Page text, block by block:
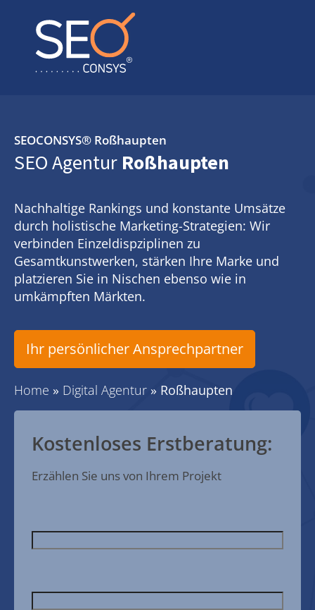
SEOCONSYS® Roßhaupten
SEO Agentur Roßhaupten
Nachhaltige Rankings und konstante Umsätze
durch holistische Marketing-Strategien: Wir
verbinden Einzeldispziplinen zu
Gesamtkunstwerken, stärken Ihre Marke und
platzieren Sie in Nischen ebenso wie in
umkämpften Märkten.
Ihr persönlicher Ansprechpartner
Home » Digital Agentur » Roßhaupten
Kostenloses Erstberatung:
Erzählen Sie uns von Ihrem Projekt